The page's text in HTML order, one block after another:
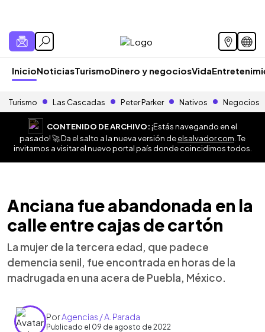
InicioNoticiasTurismoDinero y negociosVida
Turismo Las Cascadas Peter Parker Nativos Negocios
CONTENIDO DE ARCHIVO:¡Estás navegando en el
pasado! 🚀 Da el salto a la nueva versión deelsalvador.com . Te
invitamos a visitar el nuevo portal país donde coincidimos todos.
Anciana fue abandonada en la
calle entre cajas de cartón
La mujer de la tercera edad, que padece
demencia senil, fue encontrada en horas de la
madrugada en una acera de Puebla, México.
PorAgencias / A. Parada
Publicado el 09 de agosto de 2022